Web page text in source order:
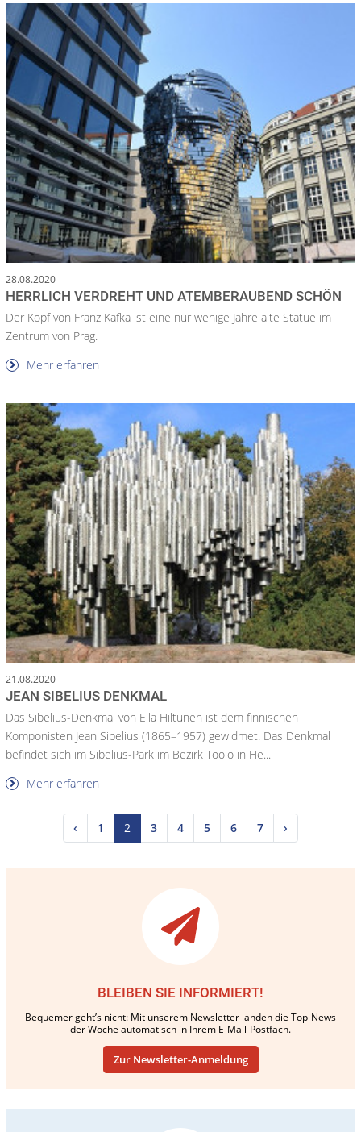
28.08.2020
HERRLICH VERDREHT UND ATEMBERAUBEND SCHÖN
Der Kopf von Franz Kafka ist eine nur wenige Jahre alte Statue im
Zentrum von Prag.
Mehr erfahren
21.08.2020
JEAN SIBELIUS DENKMAL
Das Sibelius-Denkmal von Eila Hiltunen ist dem finnischen
Komponisten Jean Sibelius (1865–1957) gewidmet. Das Denkmal
befindet sich im Sibelius-Park im Bezirk Töölö in He...
Mehr erfahren
‹ 1 2 3 4 5 6 7 ›
BLEIBEN SIE INFORMIERT!
Bequemer geht’s nicht: Mit unserem Newsletter landen die Top-News
der Woche automatisch in Ihrem E-Mail-Postfach.
Zur Newsletter-Anmeldung